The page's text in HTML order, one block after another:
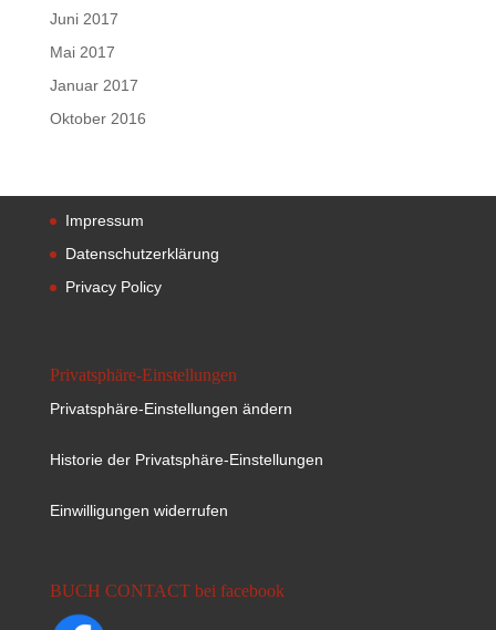
Juni 2017
Mai 2017
Januar 2017
Oktober 2016
Impressum
Datenschutzerklärung
Privacy Policy
Privatsphäre-Einstellungen
Privatsphäre-Einstellungen ändern
Historie der Privatsphäre-Einstellungen
Einwilligungen widerrufen
BUCH CONTACT bei facebook